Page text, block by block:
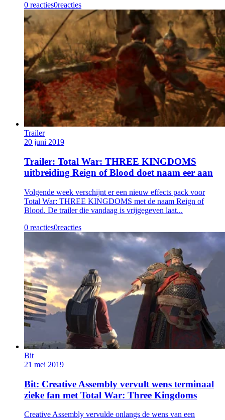
0 reacties0reacties
Trailer
20 juni 2019
Trailer: Total War: THREE KINGDOMS
uitbreiding Reign of Blood doet naam eer aan
Volgende week verschijnt er een nieuw effects pack voor
Total War: THREE KINGDOMS met de naam Reign of
Blood. De trailer die vandaag is vrijgegeven laat...
0 reacties0reacties
Bit
21 mei 2019
Bit: Creative Assembly vervult wens terminaal
zieke fan met Total War: Three Kingdoms
Creative Assembly vervulde onlangs de wens van een